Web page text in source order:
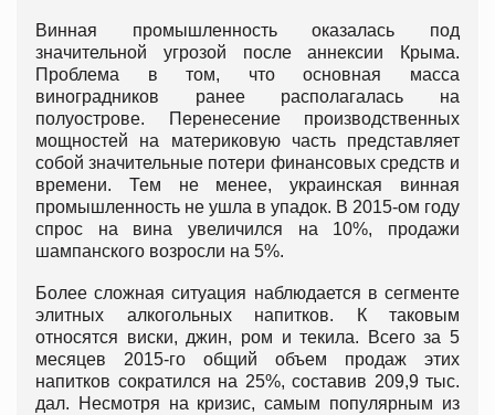
Винная промышленность оказалась под
значительной угрозой после аннексии Крыма.
Проблема в том, что основная масса
виноградников ранее располагалась на
полуострове. Перенесение производственных
мощностей на материковую часть представляет
собой значительные потери финансовых средств и
времени. Тем не менее, украинская винная
промышленность не ушла в упадок. В 2015-ом году
спрос на вина увеличился на 10%, продажи
шампанского возросли на 5%.
Более сложная ситуация наблюдается в сегменте
элитных алкогольных напитков. К таковым
относятся виски, джин, ром и текила. Всего за 5
месяцев 2015-го общий объем продаж этих
напитков сократился на 25%, составив 209,9 тыс.
дал. Несмотря на кризис, самым популярным из